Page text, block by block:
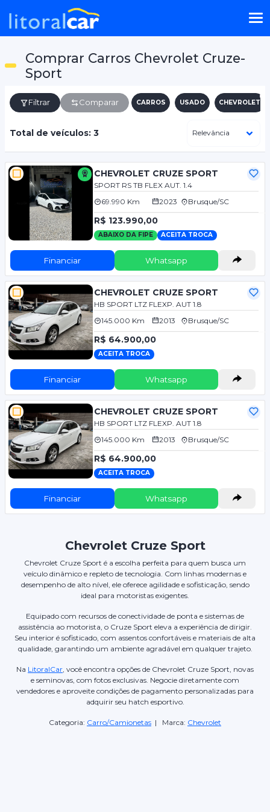
Comprar Carros Chevrolet Cruze-
Sport
Filtrar Comparar CARROS USADO CHEVROLET
Total de veículos: 3
CHEVROLET CRUZE SPORT
SPORT RS TB FLEX AUT. 1.4
69.990 Km
2023 Brusque/SC
R$ 123.990,00
ABAIXO DA FIPE ACEITA TROCA
Financiar Whatsapp
CHEVROLET CRUZE SPORT
HB SPORT LTZ FLEXP. AUT 1.8
145.000 Km
2013 Brusque/SC
R$ 64.900,00
ACEITA TROCA
Financiar Whatsapp
CHEVROLET CRUZE SPORT
HB SPORT LTZ FLEXP. AUT 1.8
145.000 Km
2013 Brusque/SC
R$ 64.900,00
ACEITA TROCA
Financiar Whatsapp
Chevrolet Cruze Sport
Chevrolet Cruze Sport é a escolha perfeita para quem busca um
veículo dinâmico e repleto de tecnologia. Com linhas modernas e
desempenho de alto nível, ele oferece agilidade e sofisticação, sendo
ideal para motoristas exigentes.
Equipado com recursos de conectividade de ponta e sistemas de
assistência ao motorista, o Cruze Sport eleva a experiência de dirigir.
Seu interior é sofisticado, com assentos confortáveis e materiais de alta
qualidade, garantindo um ambiente agradável em qualquer trajeto.
Na LitoralCar , você encontra opções de Chevrolet Cruze Sport, novas
e seminovas, com fotos exclusivas. Negocie diretamente com
vendedores e aproveite condições de pagamento personalizadas para
adquirir seu hatch esportivo.
Categoria: Carro/Camionetas | Marca: Chevrolet